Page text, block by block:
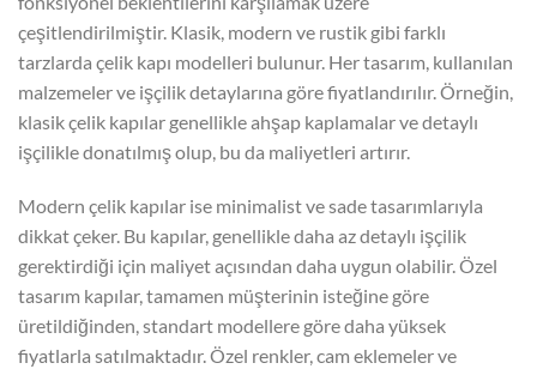
çeşitlendirilmiştir. Klasik, modern ve rustik gibi farklı
tarzlarda çelik kapı modelleri bulunur. Her tasarım, kullanılan
malzemeler ve işçilik detaylarına göre fiyatlandırılır. Örneğin,
klasik çelik kapılar genellikle ahşap kaplamalar ve detaylı
işçilikle donatılmış olup, bu da maliyetleri artırır.
Modern çelik kapılar ise minimalist ve sade tasarımlarıyla
dikkat çeker. Bu kapılar, genellikle daha az detaylı işçilik
gerektirdiği için maliyet açısından daha uygun olabilir. Özel
tasarım kapılar, tamamen müşterinin isteğine göre
üretildiğinden, standart modellere göre daha yüksek
fiyatlarla satılmaktadır. Özel renkler, cam eklemeler ve